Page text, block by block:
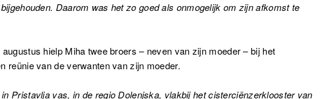
Daarom was het zo goed als onmogelijk om zijn afkomst te
hielp Miha twee broers – neven van zijn moeder – bij het
reünie van de verwanten van zijn moeder.
Pristavlja vas, in de regio Dolenjska, vlakbij het cisterciënzerklooster van